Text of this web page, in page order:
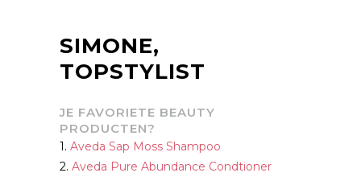
SIMONE,
TOPSTYLIST
JE FAVORIETE BEAUTY
PRODUCTEN?
1. Aveda Sap Moss Shampoo
2. Aveda Pure Abundance Condtioner